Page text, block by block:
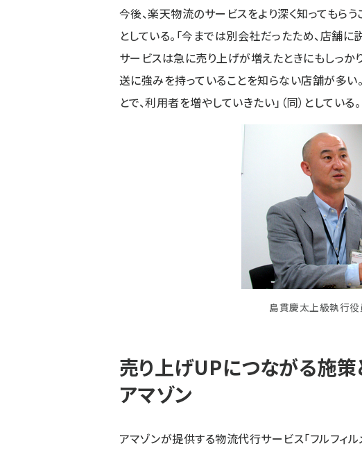
今後、楽天物流のサービスをより深く知ってもら
としている。「今までは別会社だったため、店舗
サービスは急に売り上げが増えたときにもしっか
送に強みを持っていることを知らない店舗が多い
とで、利用者を増やしていきたい」（同）としている。
島貫慶太上級執行
売り上げUPにつながる施策
アマゾン
アマゾンが提供する物流代行サービス「フルフィル